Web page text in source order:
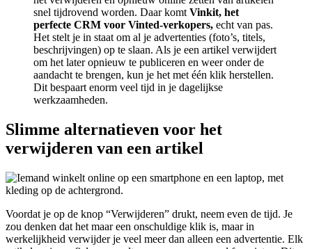
snel tijdrovend worden. Daar komt Vinkit, het
perfecte CRM voor Vinted-verkopers, echt van pas.
Het stelt je in staat om al je advertenties (foto’s, titels,
beschrijvingen) op te slaan. Als je een artikel verwijdert
om het later opnieuw te publiceren en weer onder de
aandacht te brengen, kun je het met één klik herstellen.
Dit bespaart enorm veel tijd in je dagelijkse
werkzaamheden.
Slimme alternatieven voor het
verwijderen van een artikel
Voordat je op de knop “Verwijderen” drukt, neem even de tijd. Je
zou denken dat het maar een onschuldige klik is, maar in
werkelijkheid verwijder je veel meer dan alleen een advertentie. Elk